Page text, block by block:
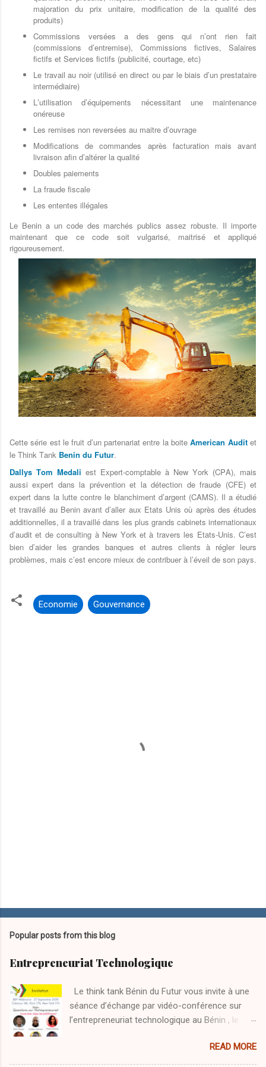
majoration du prix unitaire, modification de la qualité des
produits)
Commissions versées a des gens qui n’ont rien fait
(commissions d’entremise), Commissions fictives, Salaires
fictifs et Services fictifs (publicité, courtage, etc)
Le travail au noir (utilisé en direct ou par le biais d’un prestataire
intermédiaire)
L’utilisation d’équipements nécessitant une maintenance
onéreuse
Les remises non reversées au maitre d’ouvrage
Modifications de commandes après facturation mais avant
livraison afin d’altérer la qualité
Doubles paiements
La fraude fiscale
Les ententes illégales
Le Benin a un code des marchés publics assez robuste. Il importe
maintenant que ce code soit vulgarisé, maitrisé et appliqué
rigoureusement.
Cette série est le fruit d’un partenariat entre la boiteAmerican Auditet
le Think Tank Benin du Futur.
Dallys Tom Medali est Expert-comptable à New York (CPA), mais
aussi expert dans la prévention et la détection de fraude (CFE) et
expert dans la lutte contre le blanchiment d’argent (CAMS). Il a étudié
et travaillé au Benin avant d’aller aux Etats Unis où après des études
additionnelles, il a travaillé dans les plus grands cabinets internationaux
d’audit et de consulting à New York et à travers les Etats-Unis. C’est
bien d’aider les grandes banques et autres clients à régler leurs
problèmes, mais c’est encore mieux de contribuer à l’éveil de son pays.
Economie Gouvernance
Popular posts from this blog
Entrepreneuriat Technologique
Le think tank Bénin du Futur vous invite à une
séance d’échange par vidéo-conférence sur
l’entrepreneuriat technologique au Bénin , le
(17h de la France, 11h sur la Côte Est du
Canada et des États Unis, 19h en Russie).
READ MORE